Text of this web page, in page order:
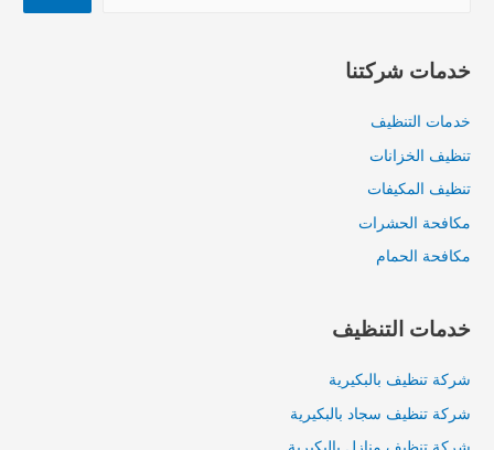
خدمات شركتنا
خدمات التنظيف
تنظيف الخزانات
تنظيف المكيفات
مكافحة الحشرات
مكافحة الحمام
خدمات التنظيف
شركة تنظيف بالبكيرية
شركة تنظيف سجاد بالبكيرية